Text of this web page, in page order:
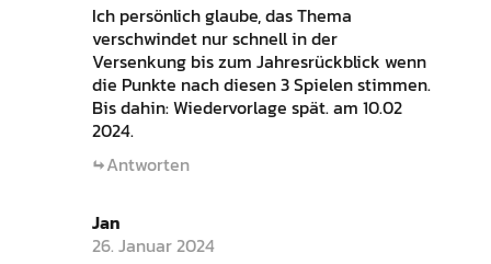
Ich persönlich glaube, das Thema
verschwindet nur schnell in der
Versenkung bis zum Jahresrückblick wenn
die Punkte nach diesen 3 Spielen stimmen.
Bis dahin: Wiedervorlage spät. am 10.02
2024.
Antworten
Jan
26. Januar 2024